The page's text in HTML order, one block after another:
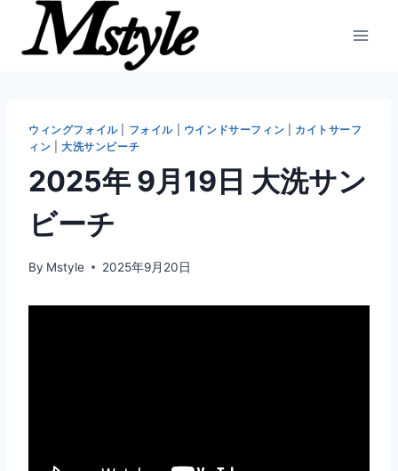
ウィングフォイル| フォイル| ウインドサーフィン
カイトサーフ
ィン
大洗サンビーチ
2025年 9月19日 大洗サン
ビーチ
By Mstyle 2025年9月20日